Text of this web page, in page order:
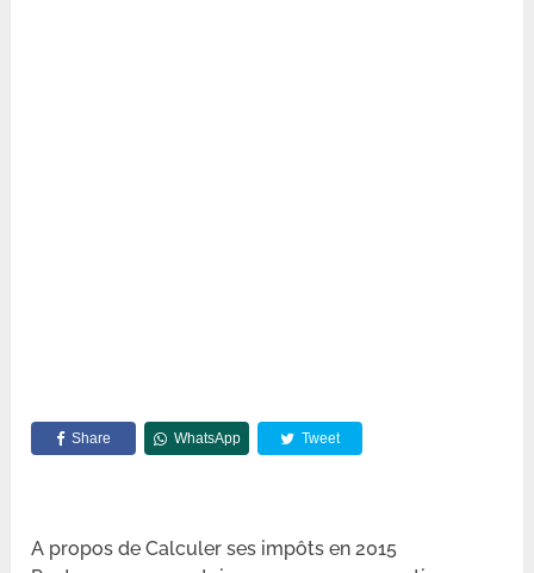
Share WhatsApp Tweet
A propos de Calculer ses impôts en 2015